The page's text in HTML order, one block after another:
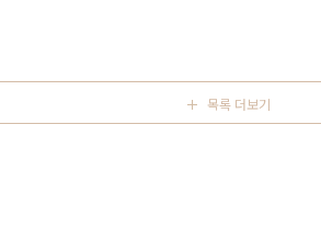
아반떼, 쏘렌토, 카니발, 투싼과 같은 풀체인지 된
목록 더보기